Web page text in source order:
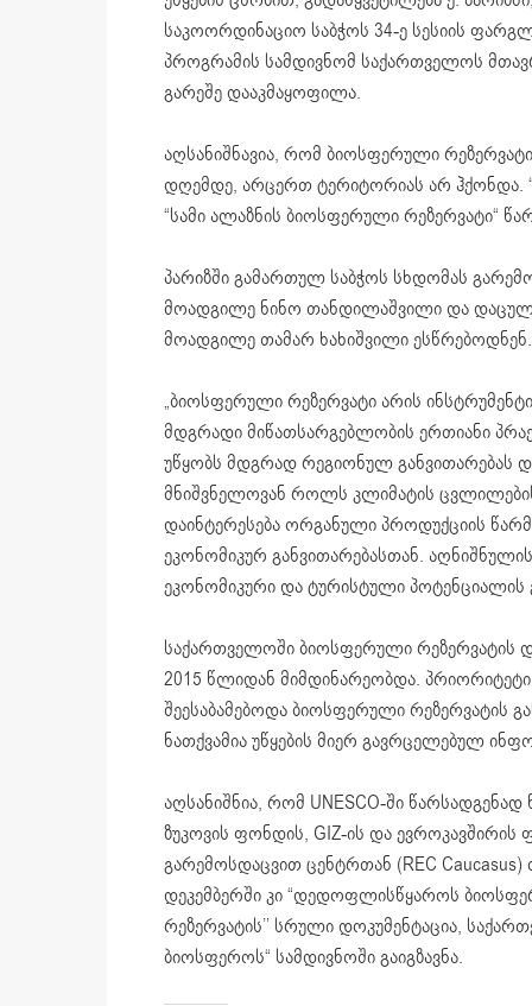
საკოორდინაციო საბჭოს 34-ე სესიის
პროგრამის სამდივნომ საქართველოს
გარეშე დააკმაყოფილა.
აღსანიშნავია, რომ ბიოსფერული
დღემდე, არცერთ ტერიტორიას არ ჰქონდა.
“სამი ალაზნის ბიოსფერული რეზერვატი“
პარიზში გამართულ საბჭოს სხდომას
მოადგილე ნინო თანდილაშვილი და
მოადგილე თამარ ხახიშვილი ესწრებოდნენ.
„ბიოსფერული რეზერვატი არის
მდგრადი მიწათსარგებლობის ერთიანი
უწყობს მდგრად რეგიონულ განვითარებას
მნიშვნელოვან როლს კლიმატის
დაინტერესება ორგანული პროდუქციის
ეკონომიკურ განვითარებასთან.
ეკონომიკური და ტურისტული
საქართველოში ბიოსფერული რეზერვატის
2015 წლიდან მიმდინარეობდა.
შეესაბამებოდა ბიოსფერული რეზერვატის
ნათქვამია უწყების მიერ გავრცელებულ
აღსანიშნია, რომ UNESCO-ში
ზუკოვის ფონდის, GIZ-ის და ევროკავშირის
გარემოსდაცვით ცენტრთან (REC
დეკემბერში კი “დედოფლისწყაროს
რეზერვატის’’ სრული დოკუმენტაცია,
ბიოსფეროს“ სამდივნოში გაიგზავნა.